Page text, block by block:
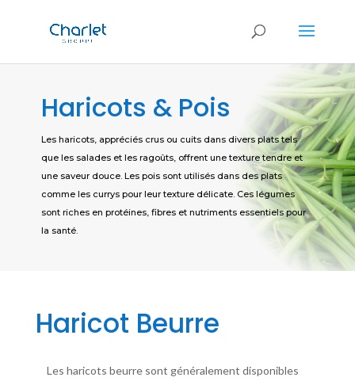
Haricots & Pois
Les haricots, appréciés crus ou cuits dans divers plats tels
que les salades et les ragoûts, offrent une texture tendre et
une saveur douce. Les pois sont utilisés dans des plats
comme les currys pour leur texture délicate. Ces légumes
sont riches en protéines, fibres et nutriments essentiels pour
la santé.
Haricot Beurre
Les haricots beurre sont généralement disponibles